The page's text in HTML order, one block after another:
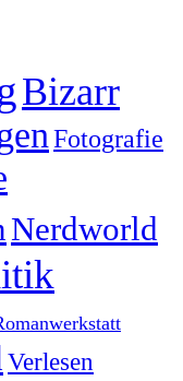
Bizarr
Fotografie
Nerdworld
Verlesen